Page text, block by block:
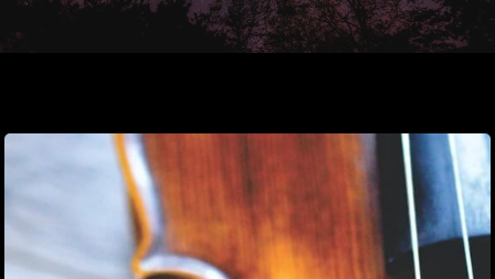
トップページ
ハイパー縁側とは
ハイパー縁側@中津